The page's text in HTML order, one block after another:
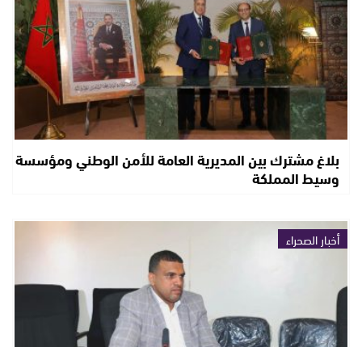
بلاغ مشترك بين المديرية العامة للأمن الوطني ومؤسسة
وسيط المملكة
أخبار الصحراء